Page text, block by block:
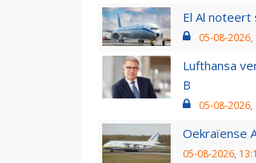
El Al
05-08-2026,
Lufthansa
B
05-08-2026,
Oekraïense
05-08-2026,